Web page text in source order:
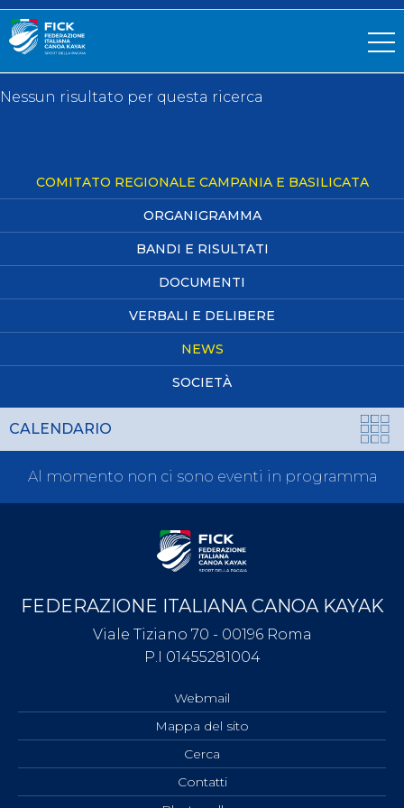
Nessun risultato per questa ricerca
COMITATO REGIONALE CAMPANIA E BASILICATA
ORGANIGRAMMA
BANDI E RISULTATI
DOCUMENTI
VERBALI E DELIBERE
NEWS
SOCIETÀ
CALENDARIO
Al momento non ci sono eventi in programma
FEDERAZIONE ITALIANA CANOA KAYAK
Viale Tiziano 70 - 00196 Roma
P.I 01455281004
Webmail
Mappa del sito
Cerca
Contatti